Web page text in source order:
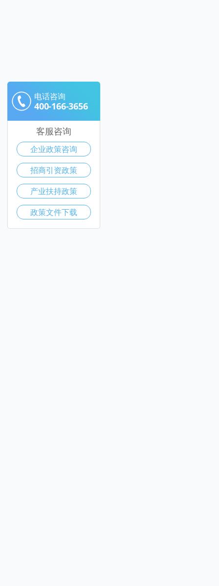
电话咨询
400-166-3656
客服咨询
企业政策咨询
招商引资政策
产业扶持政策
政策文件下载